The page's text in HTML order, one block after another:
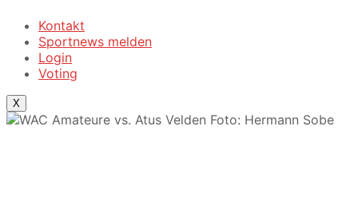
Kontakt
Sportnews melden
Login
Voting
X